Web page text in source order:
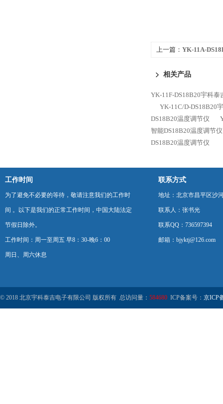
上一篇： YK-11A-
相关产品
YK-11F-DS18B20宇科泰
YK-11C/D-DS18B20
DS18B20温度调节仪
智能DS18B20温度调节仪
DS18B20温度调节仪
工作时间
为了避免不必要的等待，敬请注意我们的工作时
间 。以下是我们的正常工作时间，中国大陆法定
节假日除外。
工作时间：周一至周五 早8：30-晚6：00
周日、周六休息
联系方式
地址：北京市昌平区沙
联系人：张书光
联系QQ：736597394
邮箱：bjyktj@126.com
© 2018 北京宇科泰吉电子有限公司 版权所有 总访问量： 584680 ICP备案号： 京ICP